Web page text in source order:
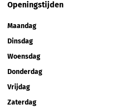
Openingstijden
Maandag
Dinsdag
Woensdag
Donderdag
Vrijdag
Zaterdag